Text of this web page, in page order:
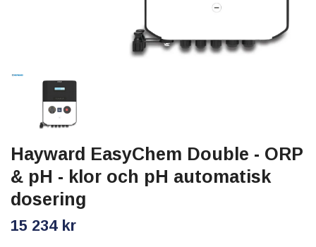
Hayward EasyChem Double - ORP
& pH - klor och pH automatisk
dosering
15 234 kr